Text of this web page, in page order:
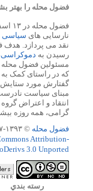
فضول محله را بهتر
نارسایی های سیاسی
نقد می پردازد.
رسیدن به دموکراسی
مسئولین فضول محله
که در راستای کمک
گفتارش مورد ستایش و
مبنای سیاست
انتقاد و اعتراض
گرامی، همه روزه بیشتر از ۱۰،۰۰۰ نفر از این سایت
فضول محله © ۱۳۹۳-۱۳۸۷ -
Attribution-
3.0 Unported
رسته بندي